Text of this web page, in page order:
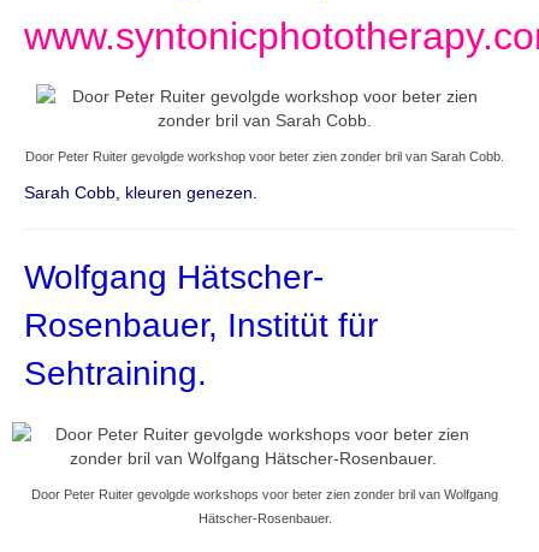
Door Peter Ruiter gevolgde workshop voor beter zien zonder bril van Sarah Cobb.
Sarah Cobb, kleuren genezen.
Wolfgang Hätscher-
Rosenbauer, Institüt für
Sehtraining.
Door Peter Ruiter gevolgde workshops voor beter zien zonder bril van Wolfgang
Hätscher-Rosenbauer.